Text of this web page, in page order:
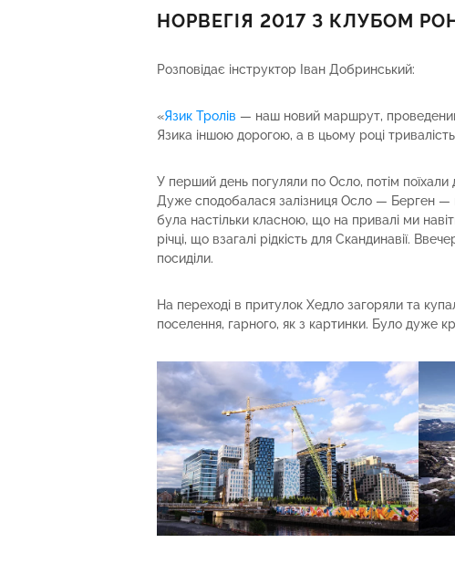
НОРВЕГІЯ 2017 З КЛУБОМ
Розповідає інструктор Іван Добринський:
«Язик Тролів — наш новий маршрут,
Язика іншою дорогою, а в цьому році
У перший день погуляли по Осло, потім
Дуже сподобалася залізниця Осло — Берген —
була настільки класною, що на привалі ми
річці, що взагалі рідкість для Скандинавії.
посиділи.
На переході в притулок Хедло загоряли та
поселення, гарного, як з картинки. Було дуже